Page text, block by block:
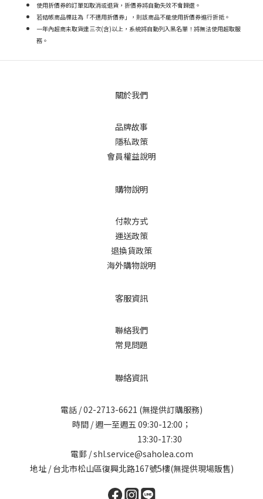
使用折價券的訂單如取消或退貨，折價券將自動失效不會歸還。
若結帳商品標註為「不適用折價券」，則該商品不能使用折價券進行折抵。
一年內超商未取貨達三次(含)以上，系統將自動列入黑名單！將無法使用超取服
務。
關於我們
品牌故事
隱私政策
會員權益說明
購物說明
付款方式
運送政策
退換貨政策
海外購物說明
客服資訊
聯絡我們
常見問題
聯絡資訊
電話 /02-2713-6621 (無提供訂購服務)
時間 / 週一至週五 09:30-12:00；
13:30-17:30
電郵 / shl.service@saholea.com
地址 / 台北市松山區復興北路167號5樓(無提供現場販售)